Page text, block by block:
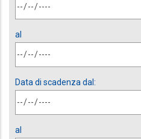
al
Data di scadenza dal:
al